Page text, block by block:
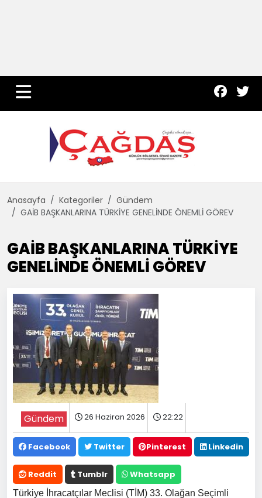
Teknoloji
Anasayfa Kategoriler
Gündem
GAİB BAŞKANLARINA TÜRKİYE GENELİNDE ÖNEMLİ GÖREV
GAİB BAŞKANLARINA TÜRKİYE
GENELİNDE ÖNEMLİ GÖREV
Gündem 26 Haziran 2026 22:22
Facebook Twitter Pinterest Linkedin
Reddit Tumblr Whatsapp
Türkiye İhracatçılar Meclisi (TİM) 33. Olağan Seçimli